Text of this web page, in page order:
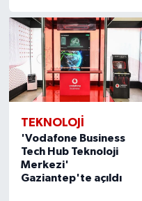
TEKNOLOJİ
'Vodafone Business
Tech Hub Teknoloji
Merkezi'
Gaziantep'te açıldı